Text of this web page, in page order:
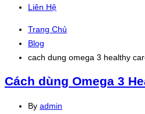
Liên Hệ
Trang Chủ
Blog
cach dung omega 3 healthy
Cách dùng Omega 3
By admin